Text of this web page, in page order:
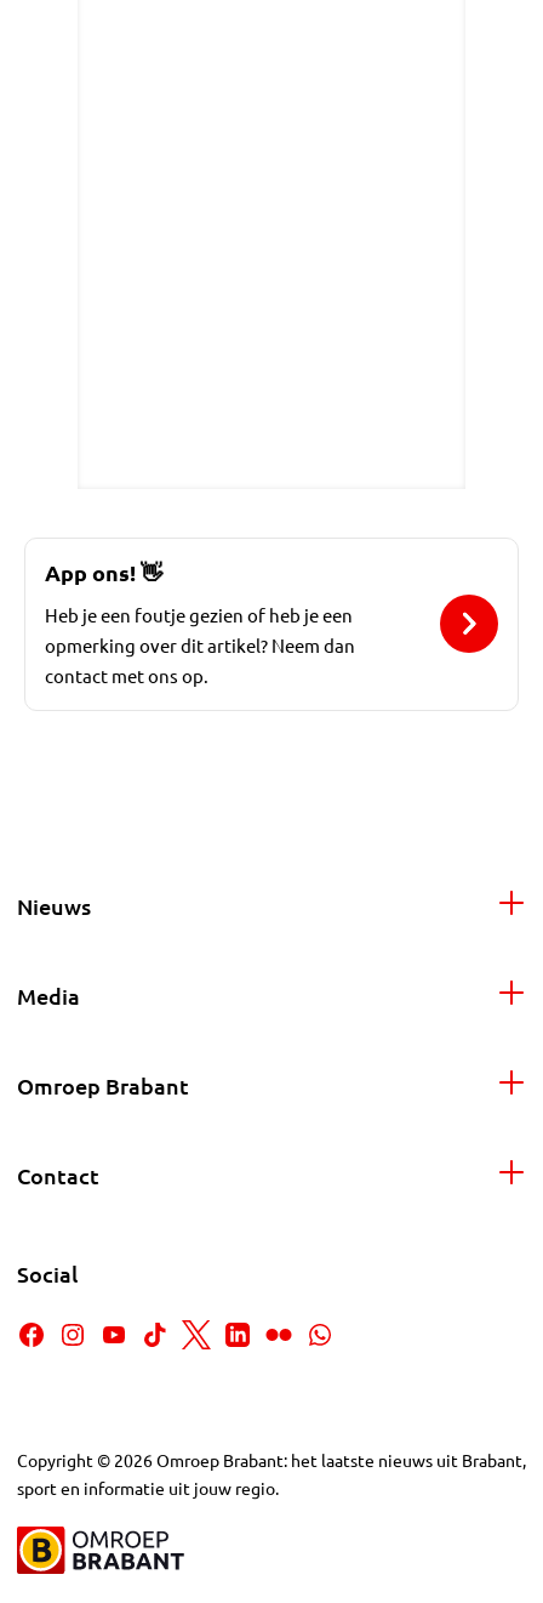
App ons! 👋
Heb je een foutje gezien of heb je een
opmerking over dit artikel? Neem dan
contact met ons op.
Nieuws
Media
Omroep Brabant
Contact
Social
Copyright © 2026Omroep Brabant: het laatste nieuws uit Brabant,
sport en informatie uit jouw regio.